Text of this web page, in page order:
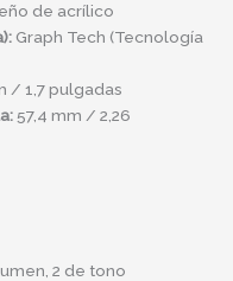
de acrílico
Graph Tech (Tecnología
/ 1,7 pulgadas
57,4 mm / 2,26
2 de tono